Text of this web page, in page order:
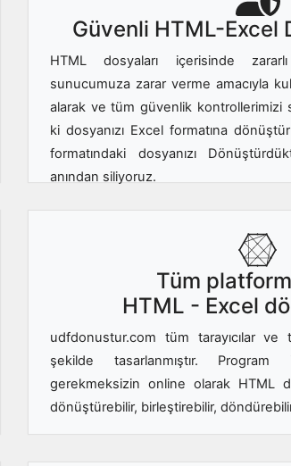
Güvenli HTML-Excel
HTML dosyaları içerisinde
sunucumuza zarar verme amacıyla
alarak ve tüm güvenlik kontrollerimizi
ki dosyanızı Excel formatına
formatındaki dosyanızı
anından siliyoruz.
Tüm
HTML - Excel
udfdonustur.com tüm tarayıcılar ve
şekilde tasarlanmıştır.
gerekmeksizin online olarak HTML
dönüştürebilir, birleştirebilir,